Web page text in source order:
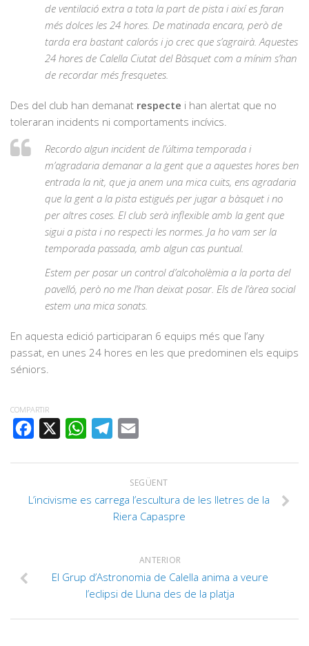
de ventilació extra a tota la part de pista i així es faran
més dolces les 24 hores. De matinada encara, però de
tarda era bastant calorós i jo crec que s’agrairà. Aquestes
24 hores de Calella Ciutat del Bàsquet com a mínim s’han
de recordar més fresquetes.
Des del club han demanat respecte i han alertat que no
toleraran incidents ni comportaments incívics.
Recordo algun incident de l’última temporada i
m’agradaria demanar a la gent que a aquestes hores ben
entrada la nit, que ja anem una mica cuits, ens agradaria
que la gent a la pista estigués per jugar a bàsquet i no
per altres coses. El club serà inflexible amb la gent que
sigui a pista i no respecti les normes. Ja ho vam ser la
temporada passada, amb algun cas puntual.
Estem per posar un control d’alcoholèmia a la porta del
pavelló, però no me l’han deixat posar. Els de l’àrea social
estem una mica sonats.
En aquesta edició participaran 6 equips més que l’any
passat, en unes 24 hores en les que predominen els equips
séniors.
COMPARTIR
FACEBOOK
WHATSAPPTELEGRAM
SEGÜENT
L’incivisme es carrega l’escultura de les lletres de la
Riera Capaspre
ANTERIOR
El Grup d’Astronomia de Calella anima a veure
l’eclipsi de Lluna des de la platja